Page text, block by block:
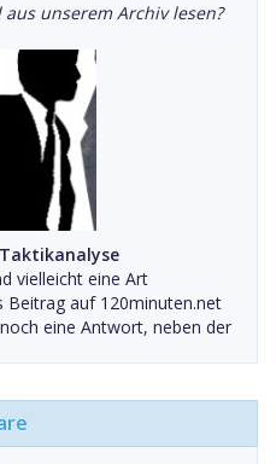
unserem Archiv lesen?
vielleicht eine Art
Beitrag auf 120minuten.net
eine Antwort, neben der